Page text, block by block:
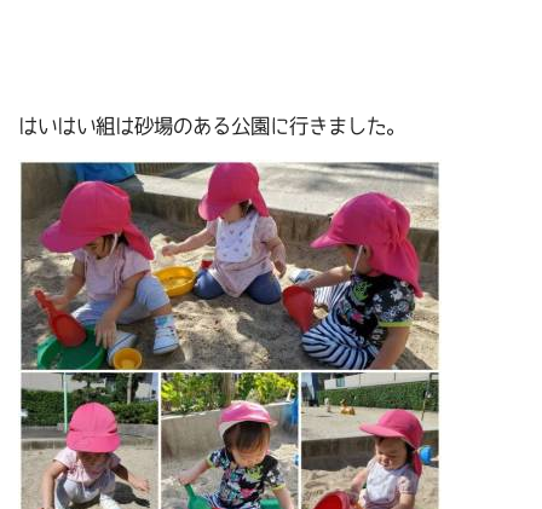
はいはい組は砂場のある公園に行きました。